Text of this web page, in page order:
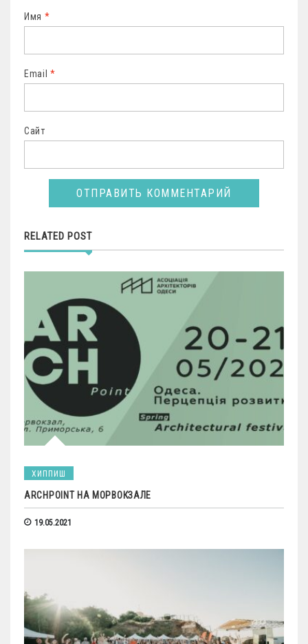
Имя *
Email*
Сайт
RELATED POST
ХИППИШ
ARCHPOINT НА МОРВОКЗАЛЕ
19.05.2021